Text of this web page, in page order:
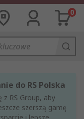
0
do RS Polska
z RS Group, aby
szerszą gamę